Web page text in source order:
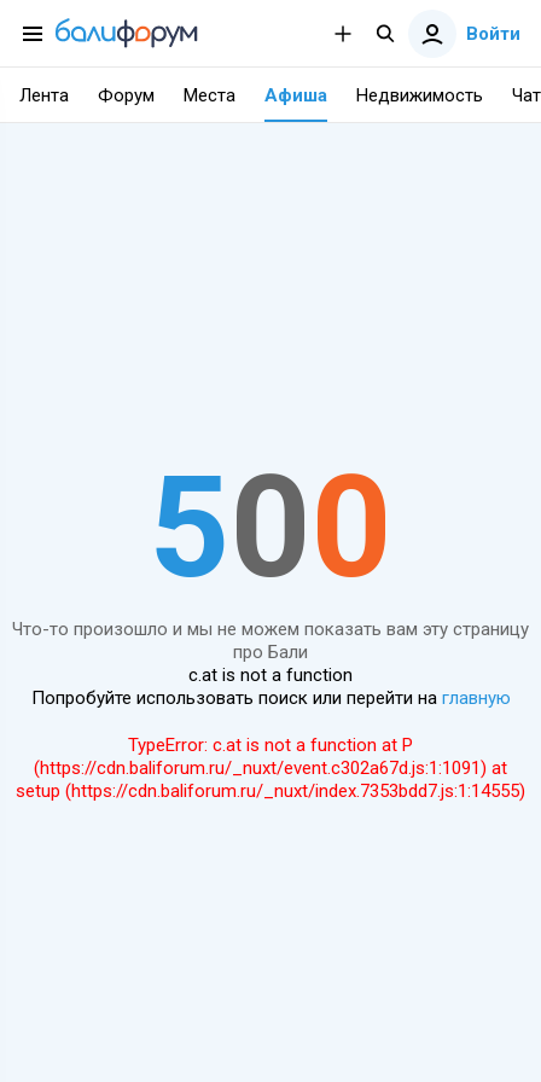
Войти
Лента Форум Места Афиша Недвижимость Чат
500
Что-то произошло и мы не можем показать вам эту страницу
про Бали
c.at is not a function
Попробуйте использовать поиск или перейти на главную
TypeError: c.at is not a function at P
(https://cdn.baliforum.ru/_nuxt/event.c302a67d.js:1:1091) at
setup (https://cdn.baliforum.ru/_nuxt/index.7353bdd7.js:1:14555)